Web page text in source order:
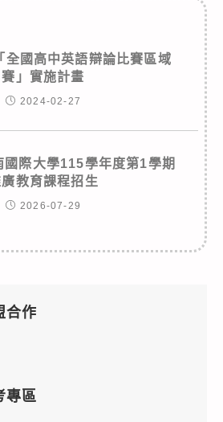
全國高中英語辯論比賽區域
賽」實施計畫
2024-02-27
國際大學115學年度第1學期
教育課程招生
2026-07-29
合作
專區